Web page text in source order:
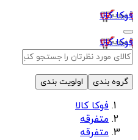
فوکا کالا
فوکا کالا
گروه بندی اولویت بندی
فوکا کالا
متفرقه
متفرقه